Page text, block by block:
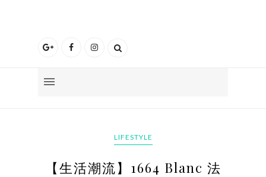
LIFESTYLE
【生活潮流】1664 Blanc 法